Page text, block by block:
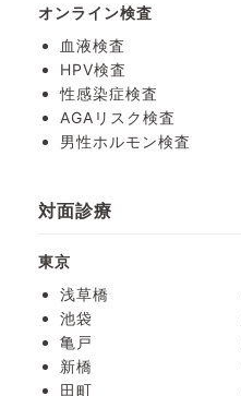
オンライン検査
血液検査
HPV検査
性感染症検査
AGAリスク検査
男性ホルモン検査
対面診療
東京
浅草橋
池袋
亀戸
新橋
田町